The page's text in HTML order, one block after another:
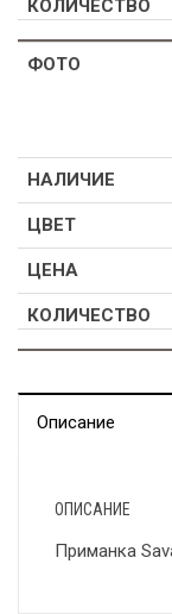
Описание
ОПИСАНИЕ
Приманка